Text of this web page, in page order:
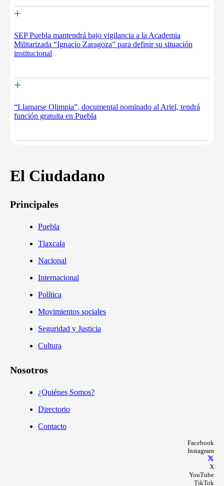
+
SEP Puebla mantendrá bajo vigilancia a la Academia
Militarizada “Ignacio Zaragoza” para definir su situación
institucional
+
“Llamarse Olimpia”, documental nominado al Ariel, tendrá
función gratuita en Puebla
El Ciudadano
Principales
Puebla
Tlaxcala
Nacional
Internacional
Política
Movimientos sociales
Seguridad y Justicia
Cultura
Nosotros
¿Quiénes Somos?
Directorio
Contacto
Facebook
Instagram
X
YouTube
TikTok